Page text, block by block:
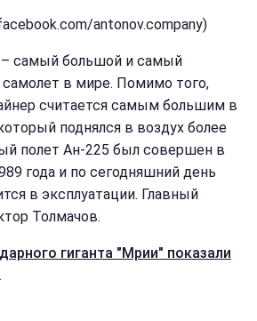
antonov.company)
самый большой и самый
в мире. Помимо того,
считается самым большим в
поднялся в воздух более
полет Ан-225 был совершен в
года и по сегодняшний день
в эксплуатации. Главный
Толмачов.
гиганта "Мрии" показали
.